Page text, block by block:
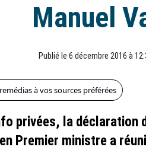
Manuel
Publié le 6 décembre 2016 à
à vos sources préférées
privées, la déclaration
Premier ministre a réuni